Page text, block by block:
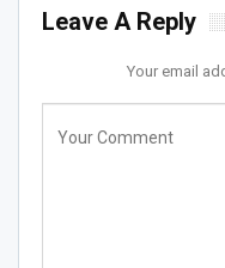
Leave A Reply
Your email